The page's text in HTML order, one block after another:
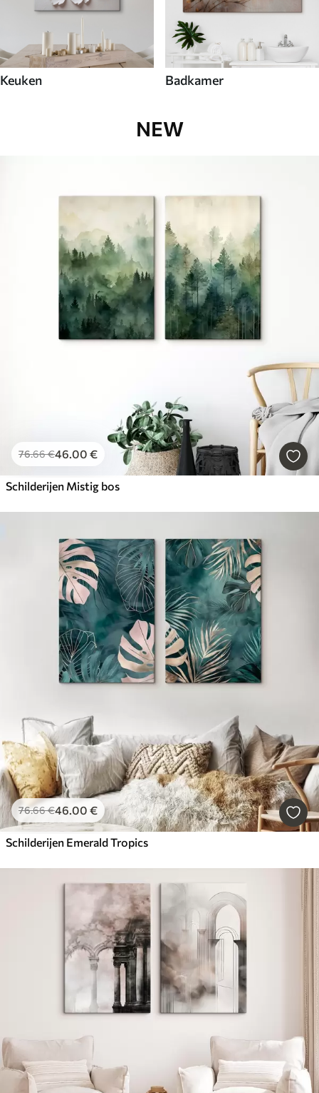
Keuken Badkamer
NEW
76.66€46.00 €
Schilderijen Mistig bos
76.66€46.00 €
Schilderijen Emerald Tropics